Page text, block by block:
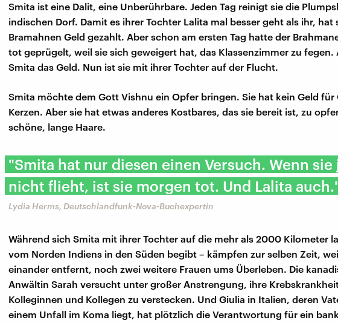
Smita ist eine Dalit, eine Unberührbare. Jeden Tag reinigt sie die
indischen Dorf. Damit es ihrer Tochter Lalita mal besser geht als ihr, hat
Bramahnen Geld gezahlt. Aber schon am ersten Tag hatte der
tot geprügelt, weil sie sich geweigert hat, das Klassenzimmer zu fegen.
Smita das Geld. Nun ist sie mit ihrer Tochter auf der Flucht.
Smita möchte dem Gott Vishnu ein Opfer bringen. Sie hat kein Geld für
Kerzen. Aber sie hat etwas anderes Kostbares, das sie bereit ist, zu
schöne, lange Haare.
"Smita hat nur diesen einen Versuch. Wenn sie
nicht flieht, ist sie morgen tot. Und Lalita
Lydia Herms, Deutschlandfunk-Nova-Buchexpertin
Während sich Smita mit ihrer Tochter auf die mehr als 2000 Kilometer
vom Norden Indiens in den Süden begibt – kämpfen zur selben Zeit,
einander entfernt, noch zwei weitere Frauen ums Überleben. Die
Anwältin Sarah versucht unter großer Anstrengung, ihre
Kolleginnen und Kollegen zu verstecken. Und Giulia in Italien, deren
einem Unfall im Koma liegt, hat plötzlich die Verantwortung für ein